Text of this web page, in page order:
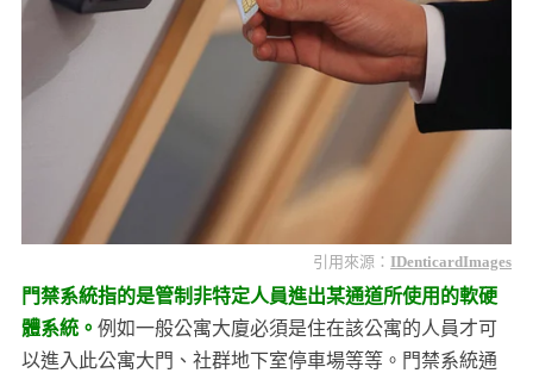
引用來源：IDenticardImages
門禁系統指的是管制非特定人員進出某通道所使用的軟硬
體系統。 例如一般公寓大廈必須是住在該公寓的人員才可
以進入此公寓大門、社群地下室停車場等等。門禁系統通